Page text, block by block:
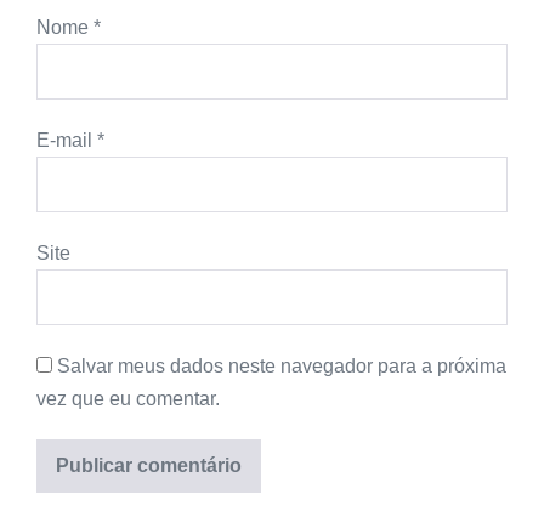
Nome *
E-mail *
Site
Salvar meus dados neste navegador para a próxima
vez que eu comentar.